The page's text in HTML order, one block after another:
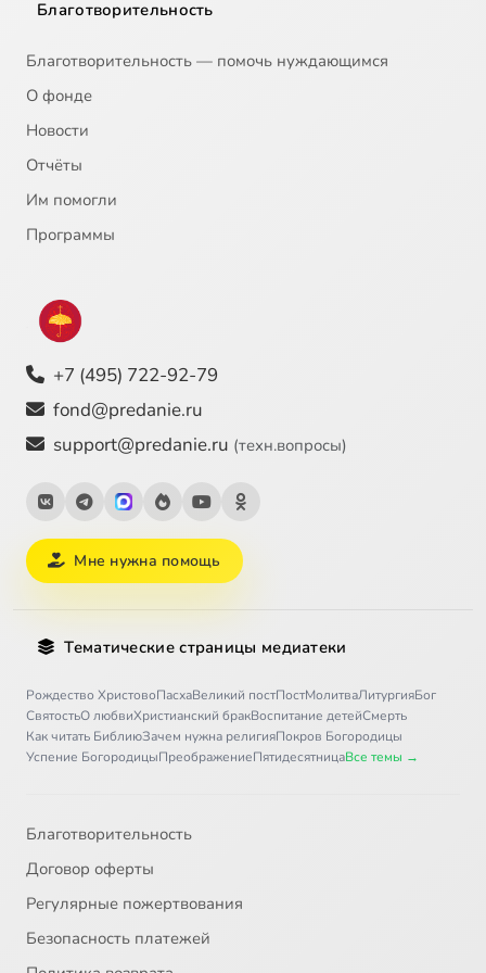
Благотворительность
Благотворительность — помочь нуждающимся
О фонде
Новости
Отчёты
Им помогли
Программы
+7 (495) 722-92-79
fond@predanie.ru
support@predanie.ru (техн.вопросы)
Мне нужна помощь
Тематические страницы медиатеки
Рождество ХристовоПасхаВеликий постПостМолитваЛитургияБог
СвятостьО любвиХристианский бракВоспитание детейСмерть
Как читать БиблиюЗачем нужна религияПокров Богородицы
Успение БогородицыПреображениеПятидесятницаВсе темы →
Благотворительность
Договор оферты
Регулярные пожертвования
Безопасность платежей